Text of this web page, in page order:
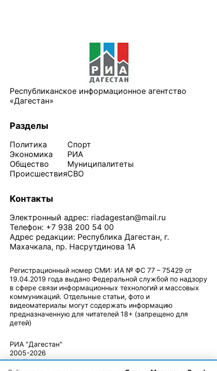
Республиканское информационное агентство
«Дагестан»
Разделы
Политика
Экономика
Общество
Происшествия
Спорт
РИА
Муниципалитеты
СВО
Контакты
Электронный адрес: riadagestan@mail.ru
Телефон: +7 938 200 54 00
Адрес редакции: Республика Дагестан, г.
Махачкала, пр. Насрутдинова 1А
Регистрационный номер СМИ: ИА № ФС 77 – 75429 от
19.04.2019 года выдано Федеральной службой по надзору
в сфере связи информационных технологий и массовых
коммуникаций. Отдельные статьи, фото и
видеоматериалы могут содержать информацию
предназначенную для читателей 18+ (запрещено для
детей)
РИА "Дагестан"
2005-2026
© - Правила